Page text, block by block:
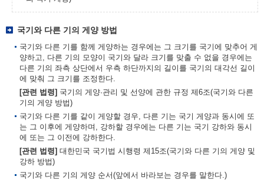
국기와 다른 기의 게양 방법
국기와 다른 기를 함께 게양하는 경우에는 그 크기를 국기에 맞추어 게
양하고, 다른 기의 모양이 국기와 달라 크기를 맞출 수 없을 경우에는
다른 기의 좌측 상단에서 우측 하단까지의 길이를 국기의 대각선 길이
에 맞춰 그 크기를 조정한다.
[관련 법령] 국기의 게양·관리 및 선양에 관한 규정 제6조(국기와 다른
기의 게양 방법)
국기와 다른 기를 같이 게양할 경우, 다른 기는 국기 게양과 동시에 또
는 그 이후에 게양하며, 강하할 경우에는 다른 기는 국기 강하와 동시
에 또는 그 이전에 강하한다.
[관련 법령] 대한민국 국기법 시행령 제15조(국기와 다른 기의 게양 및
강하 방법)
국기와 다른 기의 게양 순서(앞에서 바라보는 경우를 말한다.)